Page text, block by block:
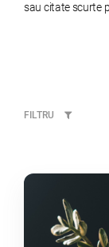
sau citate scurte
FILTRU